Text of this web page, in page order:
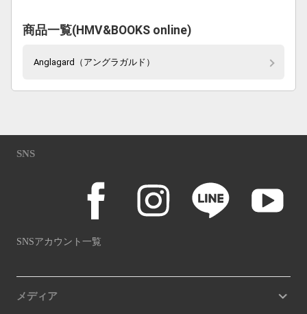
商品一覧(HMV&BOOKS online)
Anglagard（アングラガルド）
SNS
SNSアカウント一覧
メディア